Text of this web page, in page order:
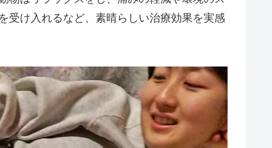
受け入れるなど、素晴らしい治療効果を実感